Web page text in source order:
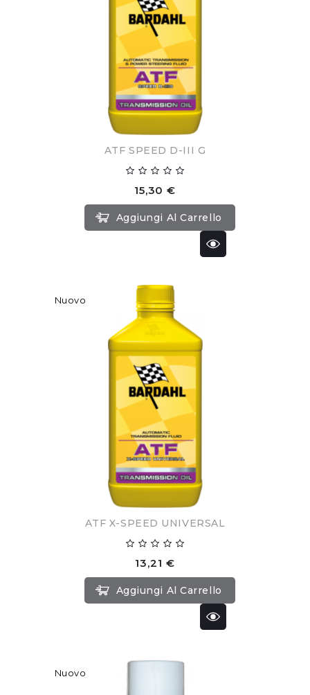
ATF SPEED D-III G
15,30 €
Aggiungi Al Carrello
Nuovo
ATF X-SPEED UNIVERSAL
13,21 €
Aggiungi Al Carrello
Nuovo